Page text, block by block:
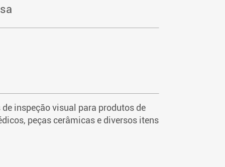
inspeção visual para produtos de
peças cerâmicas e diversos itens